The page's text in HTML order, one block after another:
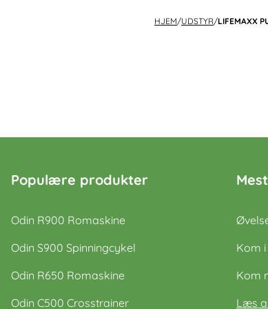
HJEM/UDSTYR/LIFEMAXX
Populære produkter
Odin R900 Romaskine
Odin S900 Spinningcykel
Odin R650 Romaskine
Odin C500 Crosstrainer
Kom
Kom
Læs